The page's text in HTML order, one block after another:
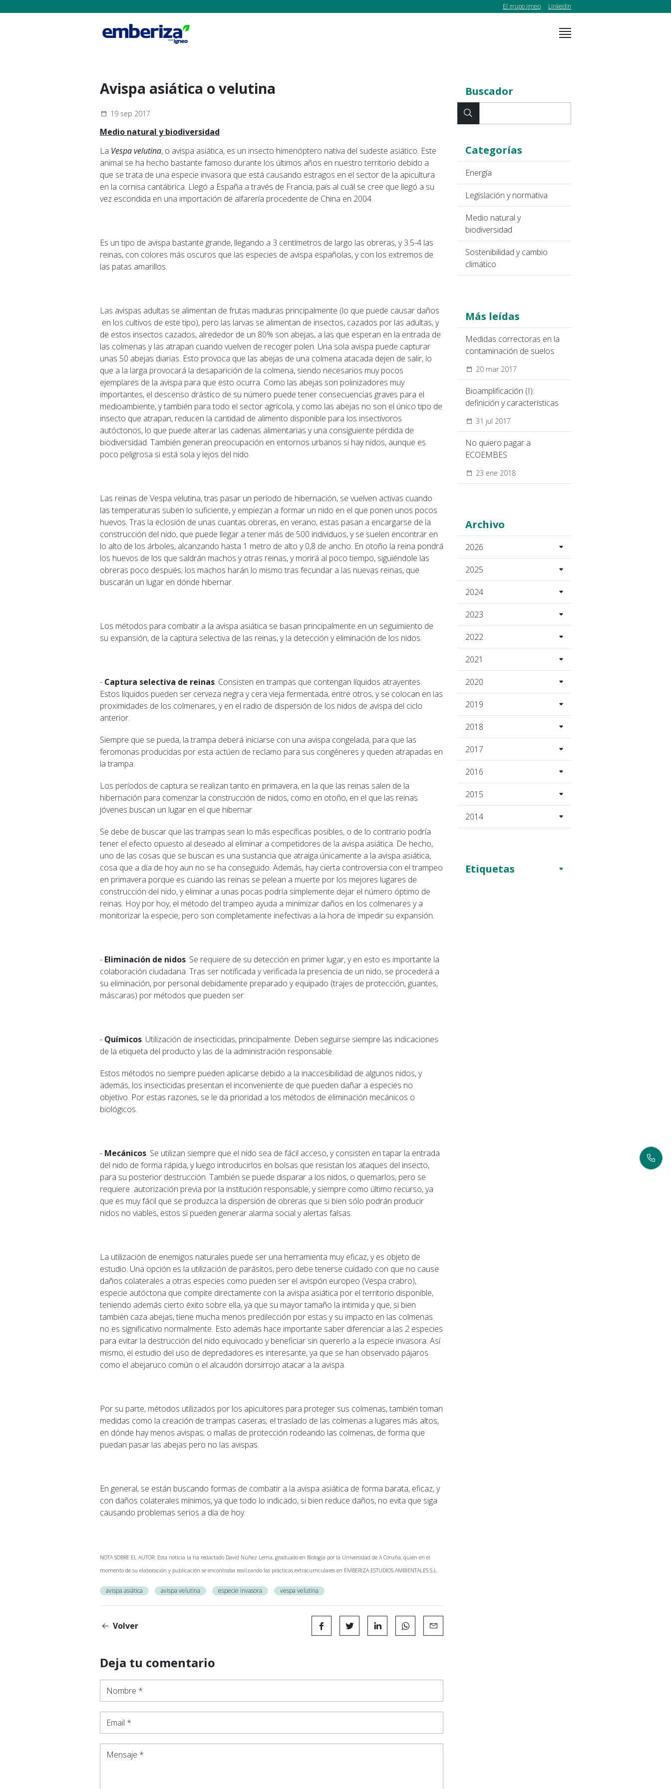
El grupo igneo Linkedin
Buscador
Categorías
Energía
Legislación y normativa
Medio natural y
biodiversidad
Sostenibilidad y cambio
climático
Más leídas
Medidas correctoras en la
contaminación de suelos
20 mar 2017
Bioamplificación (I):
definición y características
31 jul 2017
No quiero pagar a
ECOEMBES
23 ene 2018
Archivo
2026
2025
2024
2023
2022
2021
2020
2019
2018
2017
2016
2015
2014
Etiquetas
Avispa asiática o velutina
19 sep 2017
Medio natural y biodiversidad
La Vespa velutina, o avispa asiática, es un insecto himenóptero nativa del sudeste asiático. Este
animal se ha hecho bastante famoso durante los últimos años en nuestro territorio debido a
que se trata de una especie invasora que está causando estragos en el sector de la apicultura
en la cornisa cantábrica. Llegó a España a través de Francia, país al cuál se cree que llegó a su
vez escondida en una importación de alfarería procedente de China en 2004.
Es un tipo de avispa bastante grande, llegando a 3 centímetros de largo las obreras, y 3.5-4 las
reinas, con colores más oscuros que las especies de avispa españolas, y con los extremos de
las patas amarillos.
Las avispas adultas se alimentan de frutas maduras principalmente (lo que puede causar daños
en los cultivos de este tipo), pero las larvas se alimentan de insectos, cazados por las adultas, y
de estos insectos cazados, alrededor de un 80% son abejas, a las que esperan en la entrada de
las colmenas y las atrapan cuando vuelven de recoger polen. Una sola avispa puede capturar
unas 50 abejas diarias. Esto provoca que las abejas de una colmena atacada dejen de salir, lo
que a la larga provocará la desaparición de la colmena, siendo necesarios muy pocos
ejemplares de la avispa para que esto ocurra. Como las abejas son polinizadores muy
importantes, el descenso drástico de su número puede tener consecuencias graves para el
medioambiente, y también para todo el sector agrícola, y como las abejas no son el único tipo de
insecto que atrapan, reducen la cantidad de alimento disponible para los insectívoros
autóctonos, lo que puede alterar las cadenas alimentarias y una consiguiente pérdida de
biodiversidad. También generan preocupación en entornos urbanos si hay nidos, aunque es
poco peligrosa si está sola y lejos del nido.
Las reinas de Vespa velutina, tras pasar un período de hibernación, se vuelven activas cuando
las temperaturas suben lo suficiente, y empiezan a formar un nido en el que ponen unos pocos
huevos. Tras la eclosión de unas cuantas obreras, en verano, estas pasan a encargarse de la
construcción del nido, que puede llegar a tener más de 500 individuos, y se suelen encontrar en
lo alto de los árboles, alcanzando hasta 1 metro de alto y 0,8 de ancho. En otoño la reina pondrá
los huevos de los que saldrán machos y otras reinas, y morirá al poco tiempo, siguiéndole las
obreras poco después; los machos harán lo mismo tras fecundar a las nuevas reinas, que
buscarán un lugar en dónde hibernar.
Los métodos para combatir a la avispa asiática se basan principalmente en un seguimiento de
su expansión, de la captura selectiva de las reinas, y la detección y eliminación de los nidos.
- Captura selectiva de reinas. Consisten en trampas que contengan líquidos atrayentes.
Estos líquidos pueden ser cerveza negra y cera vieja fermentada, entre otros, y se colocan en las
proximidades de los colmenares, y en el radio de dispersión de los nidos de avispa del ciclo
anterior.
Siempre que se pueda, la trampa deberá iniciarse con una avispa congelada, para que las
feromonas producidas por esta actúen de reclamo para sus congéneres y queden atrapadas en
la trampa.
Los períodos de captura se realizan tanto en primavera, en la que las reinas salen de la
hibernación para comenzar la construcción de nidos, como en otoño, en el que las reinas
jóvenes buscan un lugar en el que hibernar.
Se debe de buscar que las trampas sean lo más específicas posibles, o de lo contrario podría
tener el efecto opuesto al deseado al eliminar a competidores de la avispa asiática. De hecho,
uno de las cosas que se buscan es una sustancia que atraiga únicamente a la avispa asiática,
cosa que a día de hoy aun no se ha conseguido. Además, hay cierta controversia con el trampeo
en primavera porque es cuando las reinas se pelean a muerte por los mejores lugares de
construcción del nido, y eliminar a unas pocas podría simplemente dejar el número óptimo de
reinas. Hoy por hoy, el método del trampeo ayuda a minimizar daños en los colmenares y a
monitorizar la especie, pero son completamente inefectivas a la hora de impedir su expansión.
- Eliminación de nidos. Se requiere de su detección en primer lugar, y en esto es importante la
colaboración ciudadana. Tras ser notificada y verificada la presencia de un nido, se procederá a
su eliminación, por personal debidamente preparado y equipado (trajes de protección, guantes,
máscaras) por métodos que pueden ser:
- Químicos. Utilización de insecticidas, principalmente. Deben seguirse siempre las indicaciones
de la etiqueta del producto y las de la administración responsable.
Estos métodos no siempre pueden aplicarse debido a la inaccesibilidad de algunos nidos, y
además, los insecticidas presentan el inconveniente de que pueden dañar a especies no
objetivo. Por estas razones, se le da prioridad a los métodos de eliminación mecánicos o
biológicos.
- Mecánicos. Se utilizan siempre que el nido sea de fácil acceso, y consisten en tapar la entrada
del nido de forma rápida, y luego introducirlos en bolsas que resistan los ataques del insecto,
para su posterior destrucción. También se puede disparar a los nidos, o quemarlos, pero se
requiere autorización previa por la institución responsable, y siempre como último recurso, ya
que es muy fácil que se produzca la dispersión de obreras que si bien sólo podrán producir
nidos no viables, estos sí pueden generar alarma social y alertas falsas.
La utilización de enemigos naturales puede ser una herramienta muy eficaz, y es objeto de
estudio. Una opción es la utilización de parásitos, pero debe tenerse cuidado con que no cause
daños colaterales a otras especies como pueden ser el avispón europeo (Vespa crabro),
especie autóctona que compite directamente con la avispa asiática por el territorio disponible,
teniendo además cierto éxito sobre ella, ya que su mayor tamaño la intimida y que, si bien
también caza abejas, tiene mucha menos predilección por estas y su impacto en las colmenas
no es significativo normalmente. Esto además hace importante saber diferenciar a las 2 especies
para evitar la destrucción del nido equivocado y beneficiar sin quererlo a la especie invasora. Así
mismo, el estudio del uso de depredadores es interesante, ya que se han observado pájaros
como el abejaruco común o el alcaudón dorsirrojo atacar a la avispa.
Por su parte, métodos utilizados por los apicultores para proteger sus colmenas, también toman
medidas como la creación de trampas caseras; el traslado de las colmenas a lugares más altos,
en dónde hay menos avispas; o mallas de protección rodeando las colmenas, de forma que
puedan pasar las abejas pero no las avispas.
En general, se están buscando formas de combatir a la avispa asiática de forma barata, eficaz, y
con daños colaterales mínimos, ya que todo lo indicado, si bien reduce daños, no evita que siga
causando problemas serios a día de hoy.
NOTA SOBRE EL AUTOR: Esta noticia la ha redactado David Núñez Lema, graduado en Biología por la Universidad de A Coruña, quien en el
momento de su elaboración y publicación se encontraba realizando las prácticas extracurriculares en EMBERIZA ESTUDIOS AMBIENTALES S.L.
avispa asiática avispa velutina especie invasora vespa velutina
Volver
Deja tu comentario
Nombre *
Email *
Mensaje *